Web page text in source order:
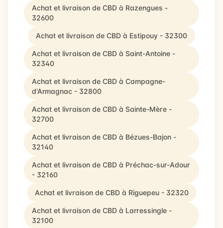
Achat et livraison de CBD à Razengues -
32600
Achat et livraison de CBD à Estipouy - 32300
Achat et livraison de CBD à Saint-Antoine -
32340
Achat et livraison de CBD à Campagne-
d'Armagnac - 32800
Achat et livraison de CBD à Sainte-Mère -
32700
Achat et livraison de CBD à Bézues-Bajon -
32140
Achat et livraison de CBD à Préchac-sur-Adour
- 32160
Achat et livraison de CBD à Riguepeu - 32320
Achat et livraison de CBD à Larressingle -
32100